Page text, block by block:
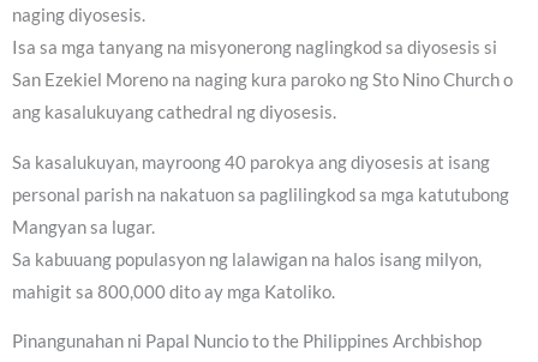
naging diyosesis.
Isa sa mga tanyang na misyonerong naglingkod sa diyosesis si
San Ezekiel Moreno na naging kura paroko ng Sto Nino Church o
ang kasalukuyang cathedral ng diyosesis.
Sa kasalukuyan, mayroong 40 parokya ang diyosesis at isang
personal parish na nakatuon sa paglilingkod sa mga katutubong
Mangyan sa lugar.
Sa kabuuang populasyon ng lalawigan na halos isang milyon,
mahigit sa 800,000 dito ay mga Katoliko.
Pinangunahan ni Papal Nuncio to the Philippines Archbishop